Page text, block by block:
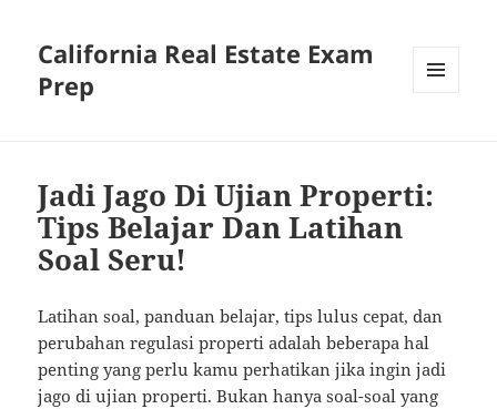
California Real Estate Exam
Prep
Jadi Jago Di Ujian Properti:
Tips Belajar Dan Latihan
Soal Seru!
Latihan soal, panduan belajar, tips lulus cepat, dan
perubahan regulasi properti adalah beberapa hal
penting yang perlu kamu perhatikan jika ingin jadi
jago di ujian properti. Bukan hanya soal-soal yang